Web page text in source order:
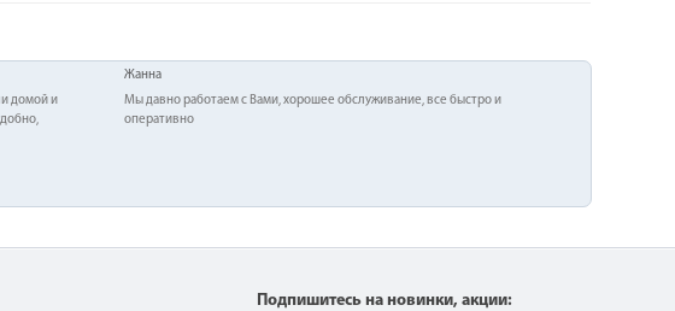
домой и
Жанна
Мы давно работаем с Вами, хорошее обслуживание, все быстро и
оперативно
Подпишитесь на новинки, акции: